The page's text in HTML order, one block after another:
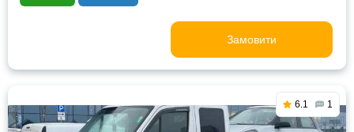
Замовити
6.1 1